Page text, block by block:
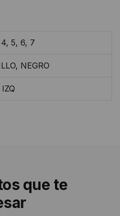
5, 6, 7
NEGRO
que te